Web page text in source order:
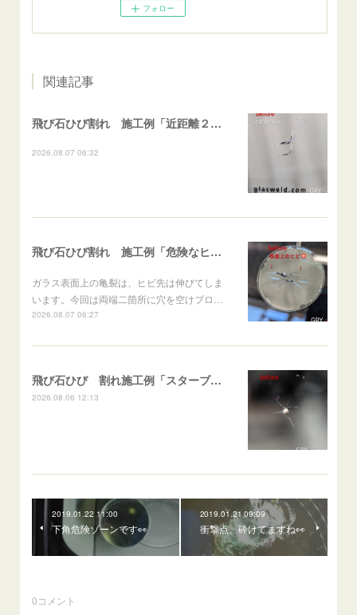
フォロー
関連記事
飛び石ひび割れ 施工例「近距離２箇所・パーシャル系+ストレート系」CX-8
2026.08.07 06:32
飛び石ひび割れ 施工例「危険なヒビ🚨⚠️表面上亀裂」ジムニー
ガラス表面上の亀裂は、ヒビ先は伸びてしま
います。今回は両端二箇所に穴を空けブロ…
2026.08.07 06:27
飛び石ひび 割れ施工例「スターブレイク系」 フリード
2026.08.06 12:13
2019.01.22 11:00
下角危険ゾーンです👀
2019.01.21 09:09
衝撃点、砕けてますね👀
0コメント